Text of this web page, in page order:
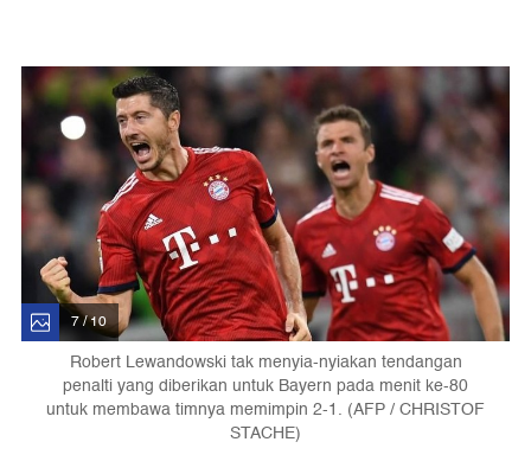
7 / 10
Robert Lewandowski tak menyia-nyiakan tendangan
penalti yang diberikan untuk Bayern pada menit ke-80
untuk membawa timnya memimpin 2-1. (AFP / CHRISTOF
STACHE)